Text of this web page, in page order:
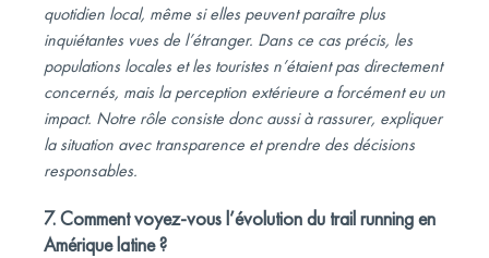
quotidien local, même si elles peuvent paraître plus
inquiétantes vues de l’étranger. Dans ce cas précis, les
populations locales et les touristes n’étaient pas directement
concernés, mais la perception extérieure a forcément eu un
impact. Notre rôle consiste donc aussi à rassurer, expliquer
la situation avec transparence et prendre des décisions
responsables.
7. Comment voyez-vous l’évolution du trail running en
Amérique latine ?